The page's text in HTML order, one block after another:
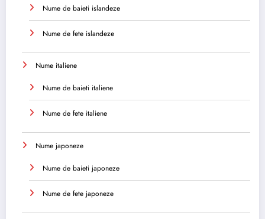
Nume de baieti islandeze
Nume de fete islandeze
Nume italiene
Nume de baieti italiene
Nume de fete italiene
Nume japoneze
Nume de baieti japoneze
Nume de fete japoneze